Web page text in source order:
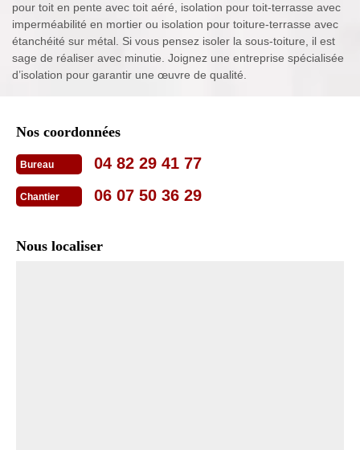
pour toit en pente avec toit aéré, isolation pour toit-terrasse avec
imperméabilité en mortier ou isolation pour toiture-terrasse avec
étanchéité sur métal. Si vous pensez isoler la sous-toiture, il est
sage de réaliser avec minutie. Joignez une entreprise spécialisée
d’isolation pour garantir une œuvre de qualité.
Nos coordonnées
Bureau 04 82 29 41 77
Chantier 06 07 50 36 29
Nous localiser